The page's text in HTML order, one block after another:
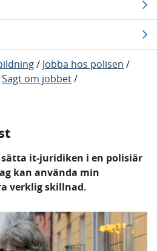
/ Jobba hos polisen /
Sagt om jobbet/
it-juridiken i en polisiär
kan använda min
verklig skillnad.